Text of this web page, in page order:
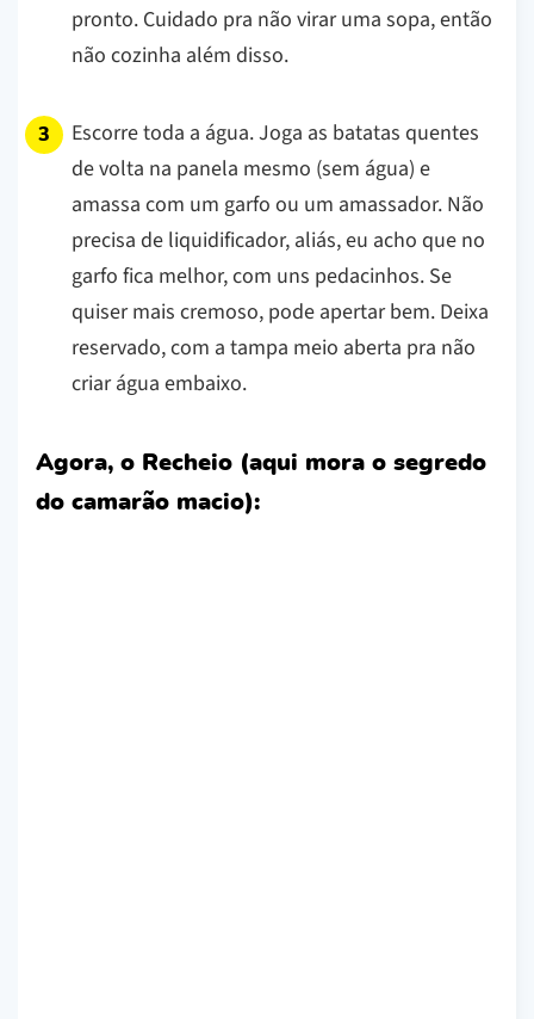
pronto. Cuidado pra não virar uma sopa, então
não cozinha além disso.
Escorre toda a água. Joga as batatas quentes
de volta na panela mesmo (sem água) e
amassa com um garfo ou um amassador. Não
precisa de liquidificador, aliás, eu acho que no
garfo fica melhor, com uns pedacinhos. Se
quiser mais cremoso, pode apertar bem. Deixa
reservado, com a tampa meio aberta pra não
criar água embaixo.
Agora, o Recheio (aqui mora o segredo
do camarão macio):